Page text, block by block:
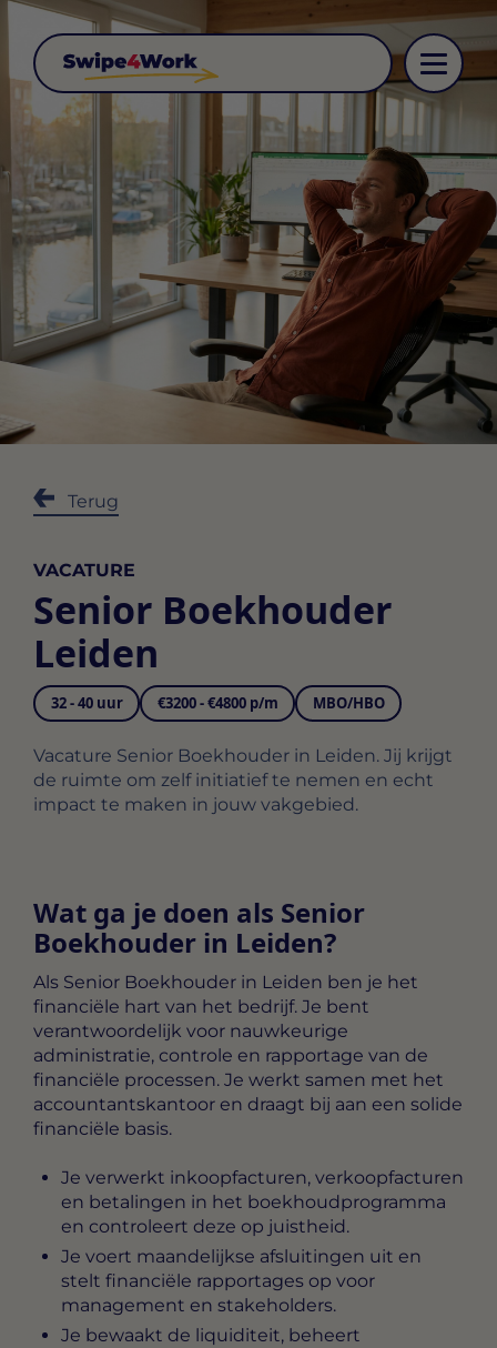
Terug
VACATURE
Senior Boekhouder
Leiden
32 - 40 uur €3200 - €4800 p/m MBO/HBO
Vacature Senior Boekhouder in Leiden. Jij krijgt
de ruimte om zelf initiatief te nemen en echt
impact te maken in jouw vakgebied.
Wat ga je doen als Senior
Boekhouder in Leiden?
Als Senior Boekhouder in Leiden ben je het
financiële hart van het bedrijf. Je bent
verantwoordelijk voor nauwkeurige
administratie, controle en rapportage van de
financiële processen. Je werkt samen met het
accountantskantoor en draagt bij aan een solide
financiële basis.
Je verwerkt inkoopfacturen, verkoopfacturen
en betalingen in het boekhoudprogramma
en controleert deze op juistheid.
Je voert maandelijkse afsluitingen uit en
stelt financiële rapportages op voor
management en stakeholders.
Je bewaakt de liquiditeit, beheert